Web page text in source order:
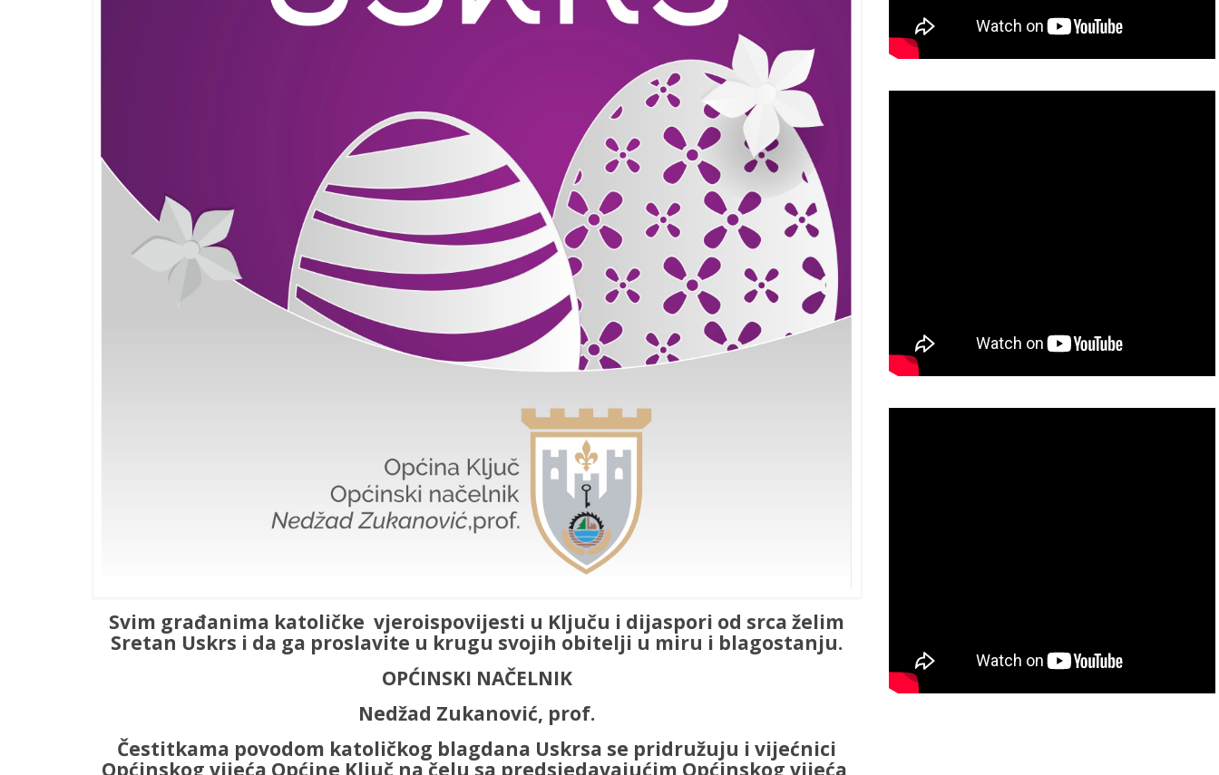
Svim građanima katoličke vjeroispovijesti u Ključu i dijaspori od srca želim
Sretan Uskrs i da ga proslavite u krugu svojih obitelji u miru i blagostanju.
OPĆINSKI NAČELNIK
Nedžad Zukanović, prof.
Čestitkama povodom katoličkog blagdana Uskrsa se pridružuju i vijećnici
Općinskog vijeća Općine Ključ na čelu sa predsjedavajućim Općinskog vijeća,